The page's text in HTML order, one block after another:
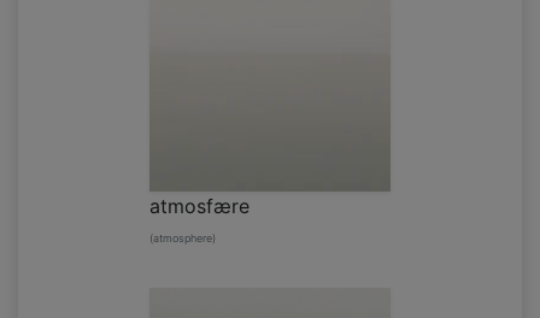
atmosfære
(atmosphere)